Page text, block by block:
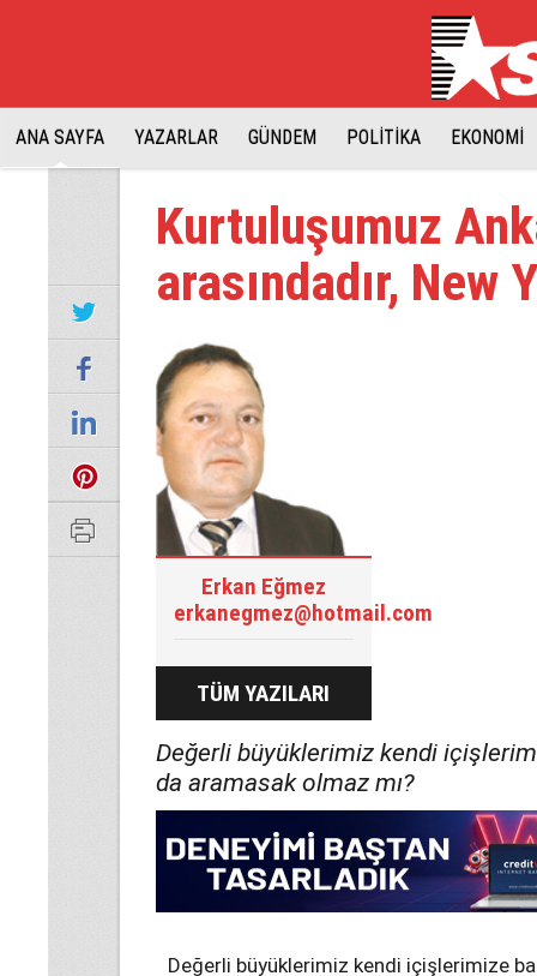
ANA SAYFA YAZARLAR GÜNDEM POLİTİKA EKONOMİ
Kurtuluşumuz
arasındadır, New
Erkan Eğmez
erkanegmez@hotmail.com
TÜM YAZILARI
Değerli büyüklerimiz kendi
da aramasak olmaz mı?
Değerli büyüklerimiz kendi içişlerimize